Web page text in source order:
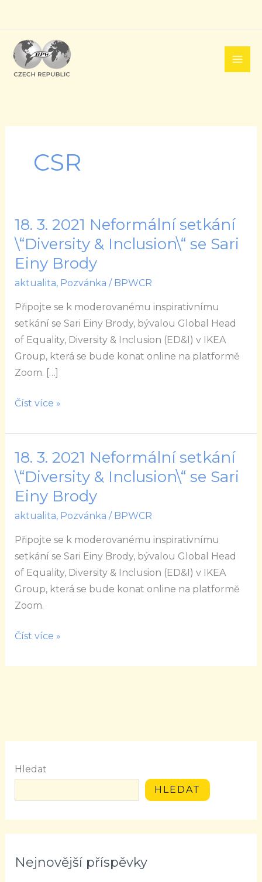
obsah
CSR
18. 3. 2021 Neformální setkání
\“Diversity & Inclusion\“ se Sari
Einy Brody
aktualita, Pozvánka / BPWCR
Připojte se k moderovanému inspirativnímu
setkání se Sari Einy Brody, bývalou Global Head
of Equality, Diversity & Inclusion (ED&I) v IKEA
Group, která se bude konat online na platformě
Zoom. […]
18.
3.
2021
Neformální
setkání
\“Diversity
&
Inclusion\“
se
Sari
Brody
Číst více »
18. 3. 2021 Neformální setkání
\“Diversity & Inclusion\“ se Sari
Einy Brody
aktualita, Pozvánka / BPWCR
Připojte se k moderovanému inspirativnímu
setkání se Sari Einy Brody, bývalou Global Head
of Equality, Diversity & Inclusion (ED&I) v IKEA
Group, která se bude konat online na platformě
Zoom.
18.
3.
2021
Neformální
setkání
\“Diversity
&
Inclusion\“
se
Sari
Brody
Číst více »
Hledat
HLEDAT
Nejnovější příspěvky